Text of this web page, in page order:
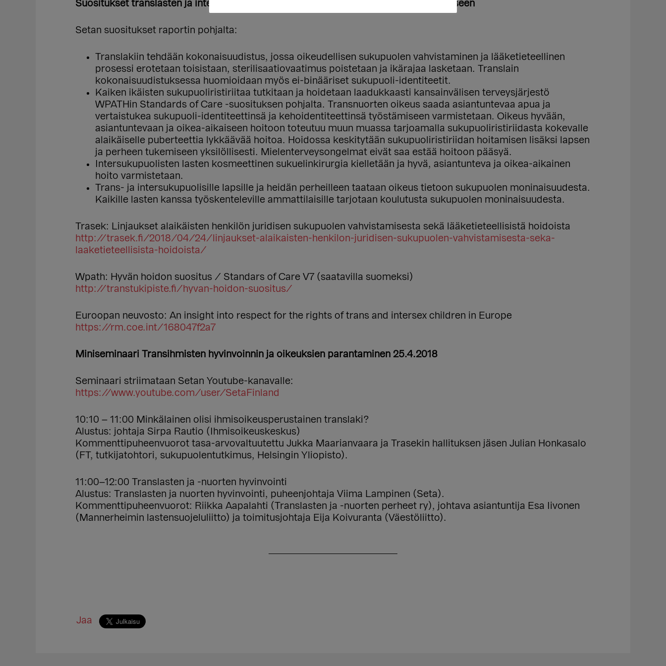
Suositukset translasten ja intersukupuolisten lasten hoitoon ja oikeuksien toteutumiseen
Setan suositukset raportin pohjalta:
Translakiin tehdään kokonaisuudistus, jossa oikeudellisen sukupuolen vahvistaminen ja lääketieteellinen
prosessi erotetaan toisistaan, sterilisaatiovaatimus poistetaan ja ikärajaa lasketaan. Translain
kokonaisuudistuksessa huomioidaan myös ei-binääriset sukupuoli-identiteetit.
Kaiken ikäisten sukupuoliristiriitaa tutkitaan ja hoidetaan laadukkaasti kansainvälisen terveysjärjestö
WPATHin Standards of Care -suosituksen pohjalta. Transnuorten oikeus saada asiantuntevaa apua ja
vertaistukea sukupuoli-identiteettinsä ja kehoidentiteettinsä työstämiseen varmistetaan. Oikeus hyvään,
asiantuntevaan ja oikea-aikaiseen hoitoon toteutuu muun muassa tarjoamalla sukupuoliristiriidasta kokevalle
alaikäiselle puberteettia lykkäävää hoitoa. Hoidossa keskitytään sukupuoliristiriidan hoitamisen lisäksi lapsen
ja perheen tukemiseen yksilöllisesti. Mielenterveysongelmat eivät saa estää hoitoon pääsyä.
Intersukupuolisten lasten kosmeettinen sukuelinkirurgia kielletään ja hyvä, asiantunteva ja oikea-aikainen
hoito varmistetaan.
Trans- ja intersukupuolisille lapsille ja heidän perheilleen taataan oikeus tietoon sukupuolen moninaisuudesta.
Kaikille lasten kanssa työskenteleville ammattilaisille tarjotaan koulutusta sukupuolen moninaisuudesta.
Trasek: Linjaukset alaikäisten henkilön juridisen sukupuolen vahvistamisesta sekä lääketieteellisistä hoidoista
http://trasek.fi/2018/04/24/linjaukset-alaikaisten-henkilon-juridisen-sukupuolen-vahvistamisesta-seka-
laaketieteellisista-hoidoista/
Wpath: Hyvän hoidon suositus / Standars of Care V7 (saatavilla suomeksi)
http://transtukipiste.fi/hyvan-hoidon-suositus/
Euroopan neuvosto: An insight into respect for the rights of trans and intersex children in Europe
https://rm.coe.int/168047f2a7
Miniseminaari Transihmisten hyvinvoinnin ja oikeuksien parantaminen 25.4.2018
Seminaari striimataan Setan Youtube-kanavalle:
https://www.youtube.com/user/SetaFinland
10:10 – 11:00 Minkälainen olisi ihmisoikeusperustainen translaki?
Alustus: johtaja Sirpa Rautio (Ihmisoikeuskeskus)
Kommenttipuheenvuorot tasa-arvovaltuutettu Jukka Maarianvaara ja Trasekin hallituksen jäsen Julian Honkasalo
(FT, tutkijatohtori, sukupuolentutkimus, Helsingin Yliopisto).
11:00–12:00 Translasten ja -nuorten hyvinvointi
Alustus: Translasten ja nuorten hyvinvointi, puheenjohtaja Viima Lampinen (Seta).
Kommenttipuheenvuorot: Riikka Aapalahti (Translasten ja -nuorten perheet ry), johtava asiantuntija Esa Iivonen
(Mannerheimin lastensuojeluliitto) ja toimitusjohtaja Eija Koivuranta (Väestöliitto).
Jaa